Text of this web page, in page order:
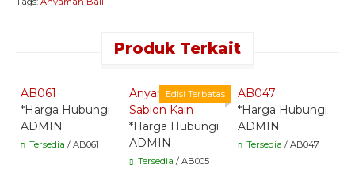
Produk Terkait
AB061
*Harga Hubungi
ADMIN
Tersedia / AB061
Quick Order -
Edisi Terbatas
Anyaman Bunga
Sablon Kain
*Harga Hubungi
ADMIN
Tersedia / AB005
AB047
*Harga Hubungi
ADMIN
Tersedia / AB047